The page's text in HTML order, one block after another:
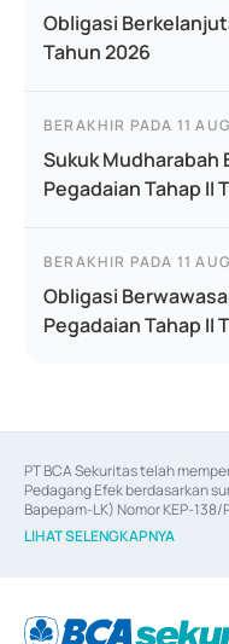
Obligasi
Tahun 2026
BERAKHIR PADA 11
Sukuk Mudharabah
Pegadaian Tahap II
BERAKHIR PADA 11
Obligasi
Pegadaian Tahap II
PT BCA Sekuritas telah
Pedagang Efek berdasarkan
Bapepam-LK) Nomor KEP-
06/D.04/2014 tanggal 28
Efek berdasarkan surat
berdasarkan surat keputusan
LIHAT SELENGKAPNYA